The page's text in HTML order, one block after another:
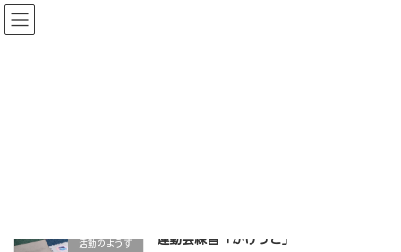
コ
ン
テ
ナ
ビ
ゲ
活動のようす 運動会練習「かけっこ」